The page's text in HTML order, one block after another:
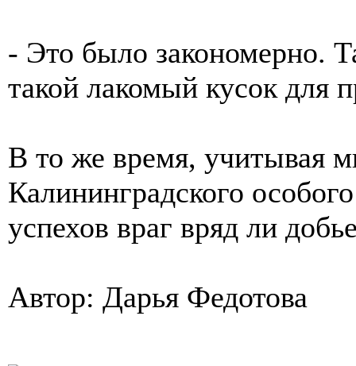
- Это было закономерно.
такой лакомый кусок для
В то же время, учитывая
Калининградского
успехов враг вряд ли
Автор: Дарья Федотова